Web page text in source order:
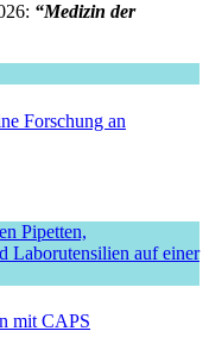
“Medizin der
Forschung an
mit CAPS